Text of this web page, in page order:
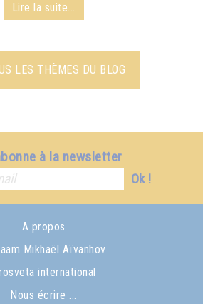
Lire la suite...
LES THÈMES DU BLOG
à la newsletter
Ok !
A propos
Mikhaël Aïvanhov
international
Nous écrire ...